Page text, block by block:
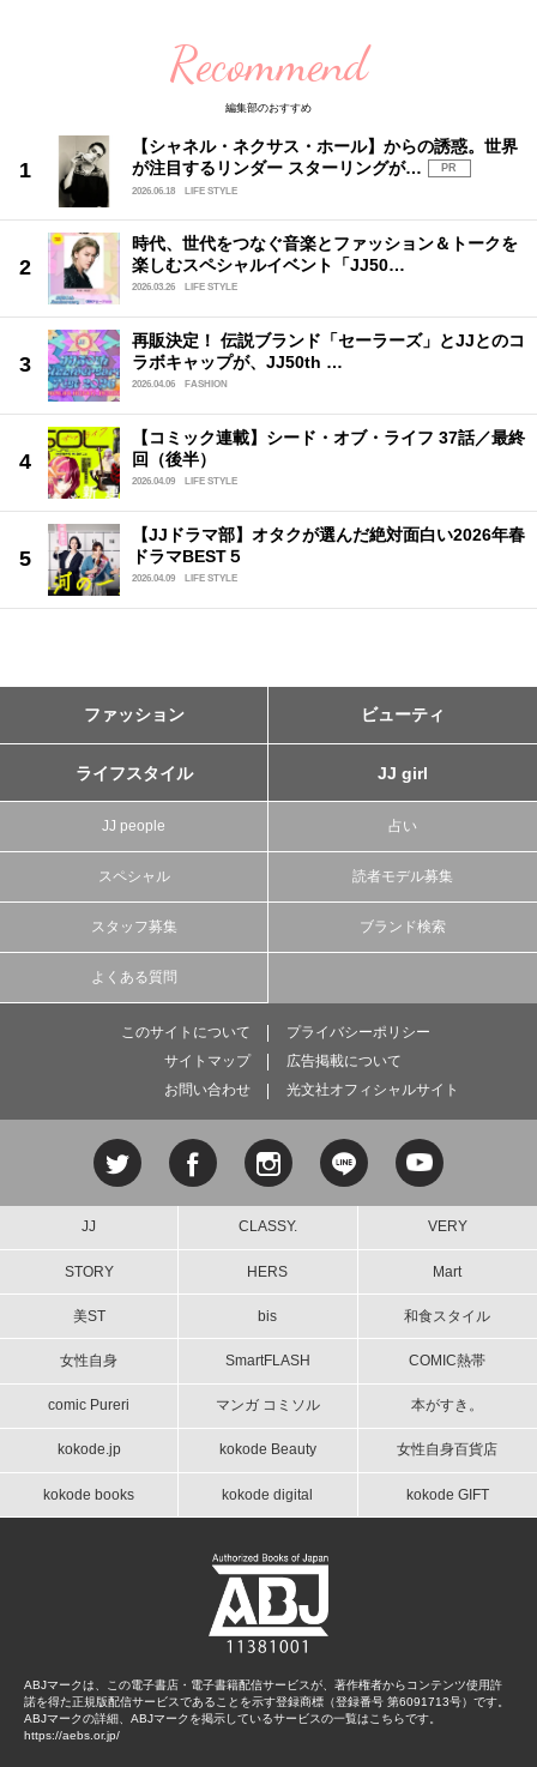
Recommend
編集部のおすすめ
【シャネル・ネクサス・ホール】からの誘惑。世界
が注目するリンダー スターリングが…
PR
2026.06.18
LIFE STYLE
時代、世代をつなぐ音楽とファッション＆トークを
楽しむスペシャルイベント「JJ50…
2026.03.26 LIFE STYLE
再販決定！ 伝説ブランド「セーラーズ」とJJとのコ
ラボキャップが、JJ50th …
2026.04.06 FASHION
【コミック連載】シード・オブ・ライフ 37話／最終
回（後半）
2026.04.09 LIFE STYLE
【JJドラマ部】オタクが選んだ絶対面白い2026年春
ドラマBEST５
2026.04.09 LIFE STYLE
ファッション ビューティ
ライフスタイル JJ girl
JJ people 占い
スペシャル 読者モデル募集
スタッフ募集 ブランド検索
よくある質問
このサイトについて
プライバシーポリシー
サイトマップ
広告掲載について
お問い合わせ
光文社オフィシャルサイト
JJ CLASSY. VERY
STORY HERS Mart
美ST bis 和食スタイル
女性自身 SmartFLASH COMIC熱帯
comic Pureri マンガ コミソル 本がすき。
kokode.jp kokode Beauty 女性自身百貨店
kokode books kokode digital kokode GIFT
ABJマークは、この電子書店・電子書籍配信サービスが、著作権者からコンテンツ使用許
諾を得た正規版配信サービスであることを示す登録商標（登録番号 第6091713号）です。
ABJマークの詳細、ABJマークを掲示しているサービスの一覧はこちらです。
https://aebs.or.jp/